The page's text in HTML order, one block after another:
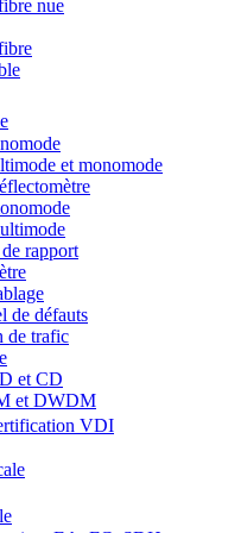
nue
et monomode
rapport
de défauts
de trafic
et CD
et DWDM
VDI